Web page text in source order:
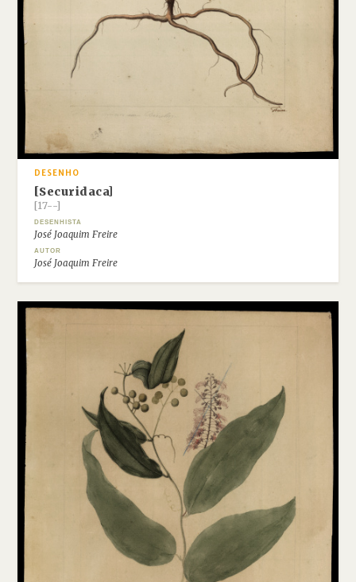
DESENHO
[Securidaca]
[17--]
DESENHISTA
José Joaquim Freire
AUTOR
José Joaquim Freire